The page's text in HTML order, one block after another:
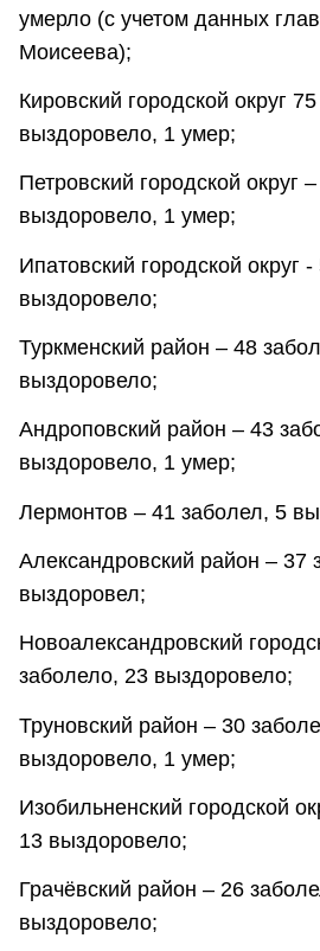
умерло (с учетом данных
Моисеева);
Кировский городской округ
выздоровело, 1 умер;
Петровский городской округ
выздоровело, 1 умер;
Ипатовский городской округ
выздоровело;
Туркменский район – 48
выздоровело;
Андроповский район – 43
выздоровело, 1 умер;
Лермонтов – 41 заболел, 5
Александровский район – 37
выздоровел;
Новоалександровский
заболело, 23 выздоровело;
Труновский район – 30
выздоровело, 1 умер;
Изобильненский городской
13 выздоровело;
Грачёвский район – 26
выздоровело;